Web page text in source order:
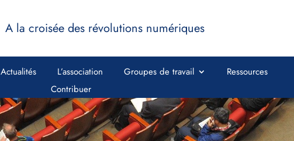
A la croisée des révolutions numériques
Actualités L’association Groupes de travail
Ressources
Contribuer